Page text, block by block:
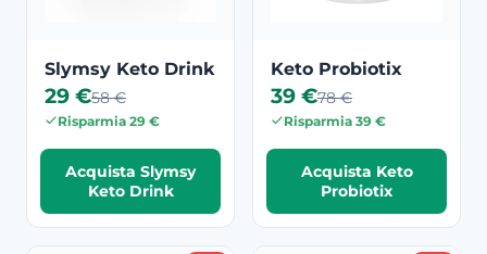
Slymsy Keto Drink
29 €58 €
Risparmia 29 €
Acquista Slymsy
Keto Drink
Keto Probiotix
39 €78 €
Risparmia 39 €
Acquista Keto
Probiotix